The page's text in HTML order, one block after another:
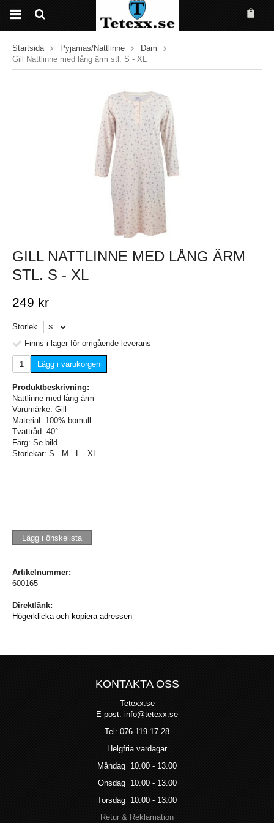
Startsida Pyjamas/Nattlinne
Dam
Gill Nattlinne med lång ärm stl. S - XL
GILL NATTLINNE MED LÅNG ÄRM
STL. S - XL
249 kr
Storlek
Finns i lager för omgående leverans
Lägg i varukorgen
Produktbeskrivning:
Nattlinne med lång ärm
Varumärke: Gill
Material: 100% bomull
Tvättråd: 40°
Färg: Se bild
Storlekar: S - M - L - XL
Lägg i önskelista
Artikelnummer:
600165
Direktlänk:
Högerklicka och kopiera adressen
KONTAKTA OSS
Tetexx.se
E-post: info@tetexx.se
Tel: 076-119 17 28
Helgfria vardagar
Måndag 10.00 - 13.00
Onsdag 10.00 - 13.00
Torsdag 10.00 - 13.00
Retur & Reklamation